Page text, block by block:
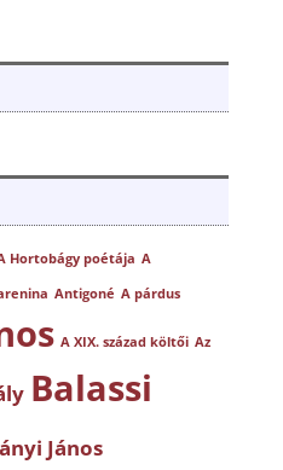
Hortobágy poétája A
Antigoné A párdus
A XIX. század költői Az
Balassi
János